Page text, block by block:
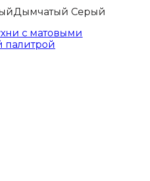
Дымчатый Серый
с матовыми
палитрой